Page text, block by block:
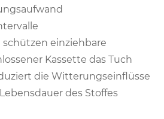
schützen einziehbare
Kassette das Tuch
die Witterungseinflüsse
des Stoffes